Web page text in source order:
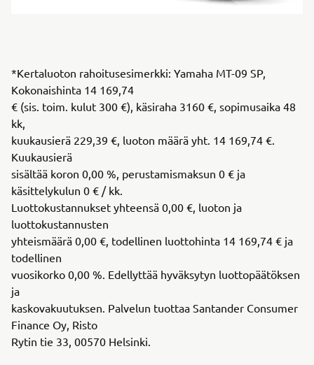
*Kertaluoton rahoitusesimerkki: Yamaha MT-09 SP,
Kokonaishinta 14 169,74
€ (sis. toim. kulut 300 €), käsiraha 3160 €, sopimusaika 48
kk,
kuukausierä 229,39 €, luoton määrä yht. 14 169,74 €.
Kuukausierä
sisältää koron 0,00 %, perustamismaksun 0 € ja
käsittelykulun 0 € / kk.
Luottokustannukset yhteensä 0,00 €, luoton ja
luottokustannusten
yhteismäärä 0,00 €, todellinen luottohinta 14 169,74 € ja
todellinen
vuosikorko 0,00 %. Edellyttää hyväksytyn luottopäätöksen
ja
kaskovakuutuksen. Palvelun tuottaa Santander Consumer
Finance Oy, Risto
Rytin tie 33, 00570 Helsinki.